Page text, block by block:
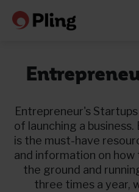
Entrepreneur's
of launching a
is the must-have
and information on
the ground and
three times a year,